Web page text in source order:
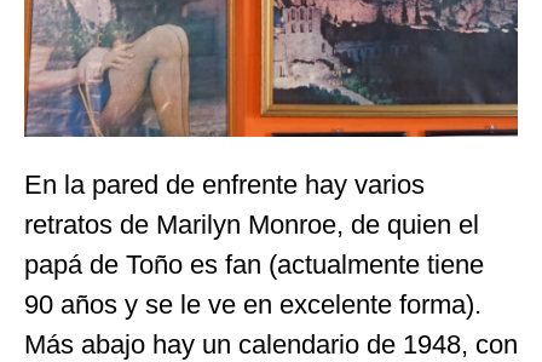
En la pared de enfrente hay varios
retratos de Marilyn Monroe, de quien el
papá de Toño es fan (actualmente tiene
90 años y se le ve en excelente forma).
Más abajo hay un calendario de 1948, con